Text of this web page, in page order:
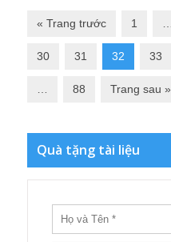
« Trang trước 1
30 31 32 33
88 Trang sau »
Quà tặng tài liệu